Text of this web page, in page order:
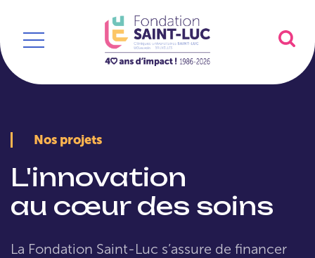
Nos projets
L'innovation
au cœur des soins
La Fondation Saint-Luc s’assure de financer